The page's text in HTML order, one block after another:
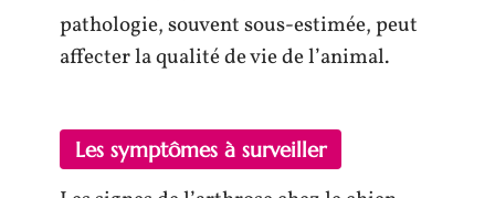
pathologie, souvent sous-estimée, peut
affecter la qualité de vie de l’animal.
Les symptômes à surveiller